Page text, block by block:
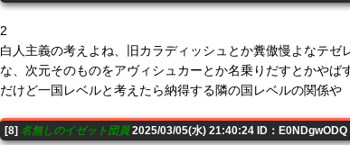
2
白人主義の考えよね、旧カラディッシュとか糞傲慢よなテゼ
な、次元そのものをアヴィシュカーとか名乗りだすとかやば
だけど一国レベルと考えたら納得する隣の国レベルの関係や
[8] 名無しのイゼット団員2025/03/05(水) 21:40:24 ID：E0NDgwODQ